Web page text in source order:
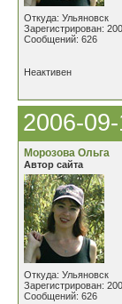
Откуда: Ульяновск
Зарегистрирован:
Сообщений: 626
Неактивен
2006-
Морозова Ольга
Автор сайта
Откуда: Ульяновск
Зарегистрирован:
Сообщений: 626